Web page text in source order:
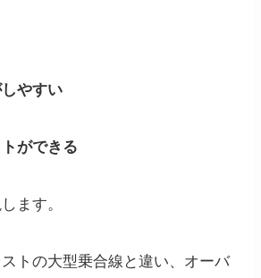
やすい
ができる
ます。
トの大型乗合線と違い、オーバ